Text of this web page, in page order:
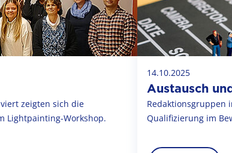
zeigten sich die
Lightpainting-Workshop.
14.10.2025
Austausch
Redaktionsgruppen
Qualifizierung im